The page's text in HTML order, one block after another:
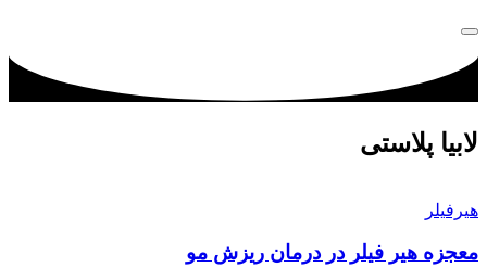
لابیا پلاستی
هیرفیلر
معجزه هیر فیلر در درمان ریزش مو